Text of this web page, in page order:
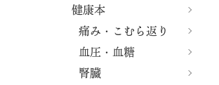
健康本
痛み・こむら返り
血圧・血糖
腎臓